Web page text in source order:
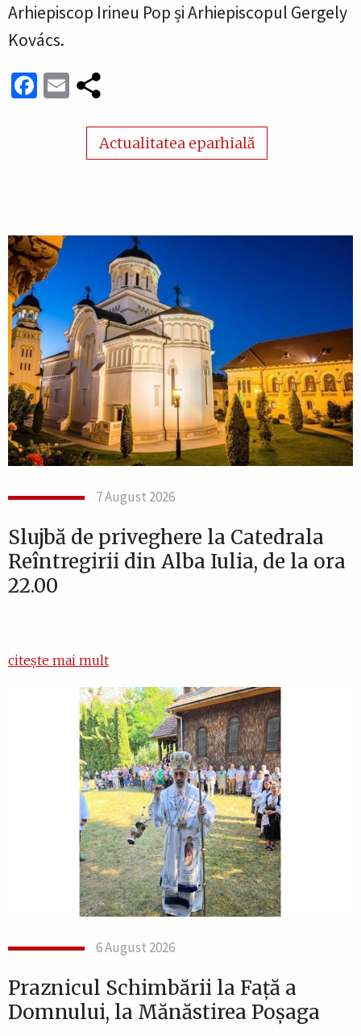
Arhiepiscop Irineu Pop și Arhiepiscopul Gergely
Kovács.
Facebook
Email
Actualitatea eparhială
7 August 2026
Slujbă de priveghere la Catedrala
Reîntregirii din Alba Iulia, de la ora
22.00
citește mai mult
6 August 2026
Praznicul Schimbării la Față a
Domnului, la Mănăstirea Poșaga